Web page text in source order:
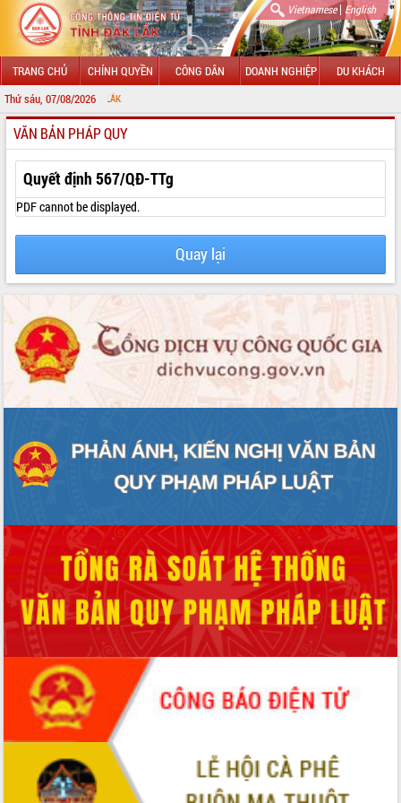
Vietnamese| English
TRANG CHỦ CHÍNH QUYỀN CÔNG DÂN DOANH NGHIỆP DU KHÁCH
Thứ sáu, 07/08/2026
GIỚI THIỆU
LÃNH ĐẠO UBND TỈNH
TIN TỨC SỰ KIỆN
UBND CÁC XÃ, PHƯỜNG
THÔNG TIN CHỈ ĐẠO ĐIỀU HÀNH
HỆ THỐNG VĂN BẢN
VĂN BẢN HĐND TỈNH
QUY HOẠCH - KẾ HOẠCH
VĂN BẢN PHÁP QUY
Quyết định 567/QĐ-TTg
PDF cannot be displayed.
Quay lại